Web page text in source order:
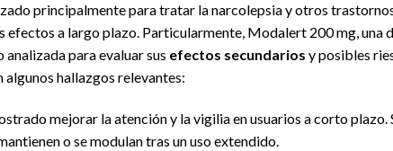
principalmente para tratar la narcolepsia y otros
efectos a largo plazo. Particularmente, Modalert 200 mg, una
analizada para evaluar sus efectos secundarios y posibles
hallazgos relevantes:
mejorar la atención y la vigilia en usuarios a corto plazo.
o se modulan tras un uso extendido.